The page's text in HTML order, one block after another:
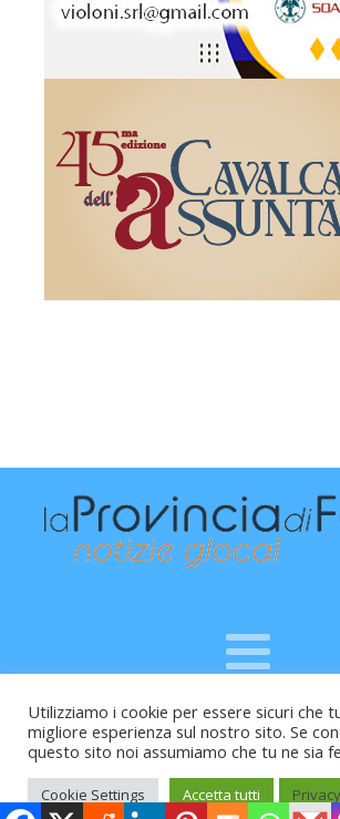
Raffaele Vitali - via Leopardi 10 -
Cod.Fisc VTLRFL77B02L500Y -
Trib.Fermo n.04/2010 del 05/
Utilizziamo i cookie per essere sicuri che
migliore esperienza sul nostro sito. Se
questo sito noi assumiamo che tu ne sia
Cookie Settings Accetta tutti